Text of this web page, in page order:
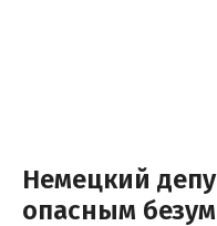
Немецкий
опасным